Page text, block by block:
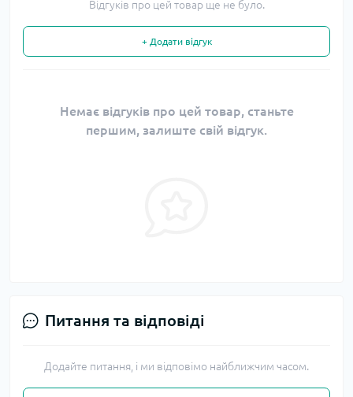
Відгуків про цей товар ще не було.
+ Додати відгук
Немає відгуків про цей товар, станьте
першим, залиште свій відгук.
Питання та відповіді
Додайте питання, і ми відповімо найближчим часом.